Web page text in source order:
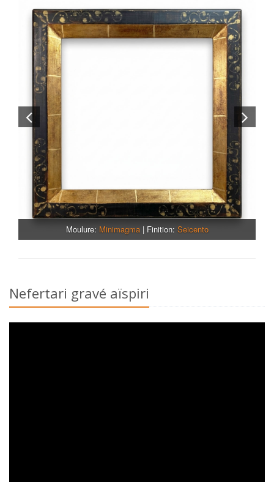
Moulure: Minimagma | Finition: Gravé or
Nefertari gravé aïspiri